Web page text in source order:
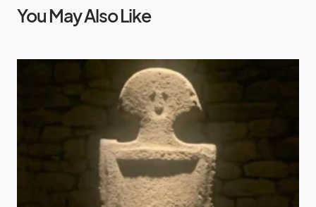
You May Also Like